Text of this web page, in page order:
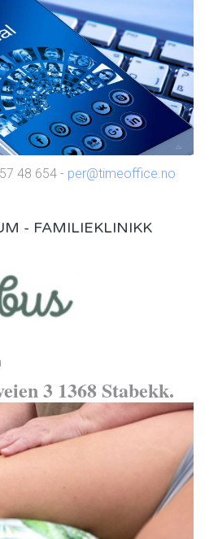
48 654 - per@timeoffice.no
- FAMILIEKLINIKK
3 1368 Stabekk.